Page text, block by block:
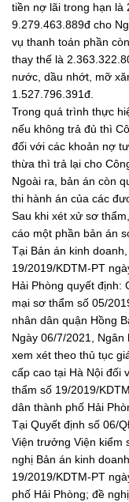
tiền nợ lãi trong hạn là
9.279.463.889đ cho
vụ thanh toán phần
thay thế là
nước, dầu nhớt, mỡ
1.527.796.391đ.
Trong quá trình thực
nếu không trả đủ thì
đối với các khoản nợ
thừa thì trả lại cho
Ngoài ra, bản án còn
thi hành án của các
Sau khi xét xử sơ
cáo một phần bản án
Tại Bản án kinh
19/2019/KDTM-PT
Hải Phòng quyết định:
mại sơ thẩm số 05/
nhân dân quận Hồng
Ngày 06/7/2021, Ngân
xem xét theo thủ tục
cấp cao tại Hà Nội đối
thẩm số 19/2019/
dân thành phố Hải
Tại Quyết định số 06/
Viện trưởng Viện kiểm
nghị Bản án kinh
19/2019/KDTM-PT
phố Hải Phòng; đề